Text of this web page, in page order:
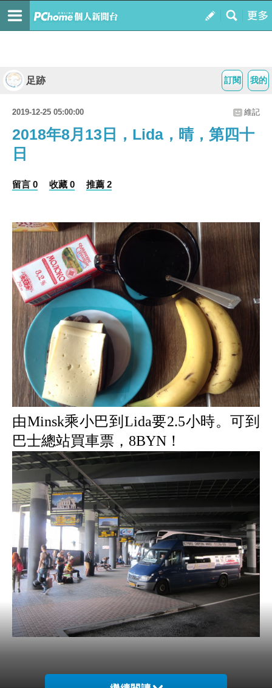
我的
訂閱
足跡
2019-12-25 05:00:00 維記
2018年8月13日，Lida，晴，第四十
日
留言 0 收藏 0 推薦 2
由Minsk乘小巴到Lida要2.5小時。可到
巴士總站買車票，8BYN！